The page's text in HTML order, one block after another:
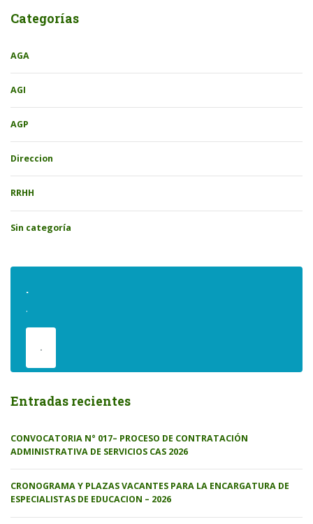
Categorías
AGA
AGI
AGP
Direccion
RRHH
Sin categoría
.
.
.
Entradas recientes
CONVOCATORIA N° 017– PROCESO DE CONTRATACIÓN
ADMINISTRATIVA DE SERVICIOS CAS 2026
CRONOGRAMA Y PLAZAS VACANTES PARA LA ENCARGATURA DE
ESPECIALISTAS DE EDUCACION – 2026